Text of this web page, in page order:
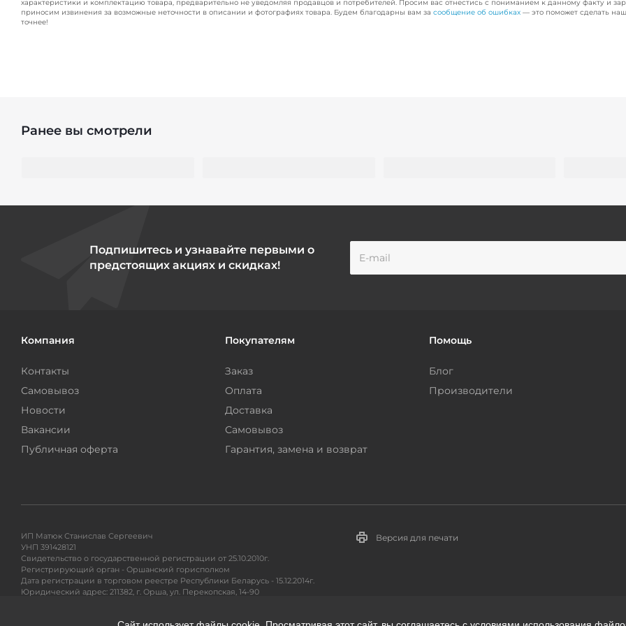
характеристики и комплектацию товара, предварительно не уведомляя продавцов и потребителей. Просим вас отнестись с пониманием к данному факту и
приносим извинения за возможные неточности в описании и фотографиях товара. Будем благодарны вам за сообщение об ошибках — это поможет сделать
точнее!
Ранее вы смотрели
Подпишитесь и узнавайте первыми о
предстоящих акциях и скидках!
Компания
Контакты
Самовывоз
Новости
Вакансии
Публичная оферта
Покупателям
Заказ
Оплата
Доставка
Самовывоз
Гарантия, замена и возврат
Помощь
Блог
Производители
ИП Матюк Станислав Сергеевич
УНП 391428121
Свидетельство о государственной регистрации от 25.10.2010г.
Регистрирующий орган - Оршанский горисполком
Дата регистрации в торговом реестре Республики Беларусь - 15.12.2014г.
Юридический адрес: 211382, г. Орша, ул. Перекопская, 14-90
Версия для печати